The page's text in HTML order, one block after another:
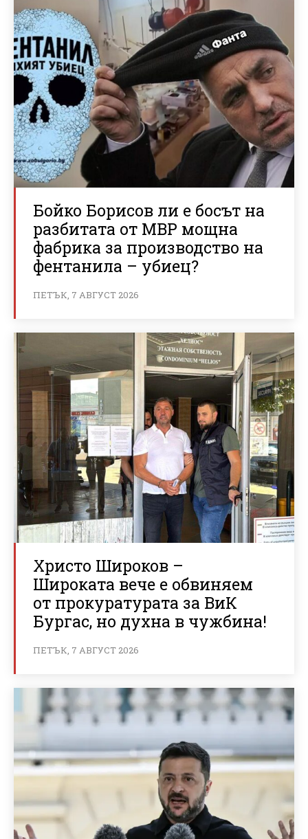
Бойко Борисов ли е босът на
разбитата от МВР мощна
фабрика за производство на
фентанила – убиец?
ПЕТЪК, 7 АВГУСТ 2026
Христо Широков –
Широката вече е обвиняем
от прокуратурата за ВиК
Бургас, но духна в чужбина!
ПЕТЪК, 7 АВГУСТ 2026